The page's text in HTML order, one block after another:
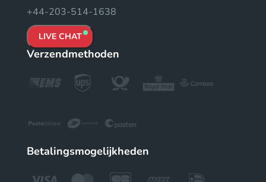
+44-203-514-1638
LIVE CHAT
Verzendmethoden
Betalingsmogelijkheden